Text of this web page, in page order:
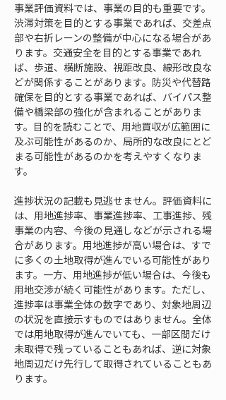
事業評価資料では、事業の目的も重要です。
渋滞対策を目的とする事業であれば、交差点
部や右折レーンの整備が中心になる場合があ
ります。交通安全を目的とする事業であれ
ば、歩道、横断施設、視距改良、線形改良な
どが関係することがあります。防災や代替路
確保を目的とする事業であれば、バイパス整
備や橋梁部の強化が含まれることがありま
す。目的を読むことで、用地買収が広範囲に
及ぶ可能性があるのか、局所的な改良にとど
まる可能性があるのかを考えやすくなりま
す。
進捗状況の記載も見逃せません。評価資料に
は、用地進捗率、事業進捗率、工事進捗、残
事業の内容、今後の見通しなどが示される場
合があります。用地進捗が高い場合は、すで
に多くの土地取得が進んでいる可能性があり
ます。一方、用地進捗が低い場合は、今後も
用地交渉が続く可能性があります。ただし、
進捗率は事業全体の数字であり、対象地周辺
の状況を直接示すものではありません。全体
では用地取得が進んでいても、一部区間だけ
未取得で残っていることもあれば、逆に対象
地周辺だけ先行して取得されていることもあ
ります。